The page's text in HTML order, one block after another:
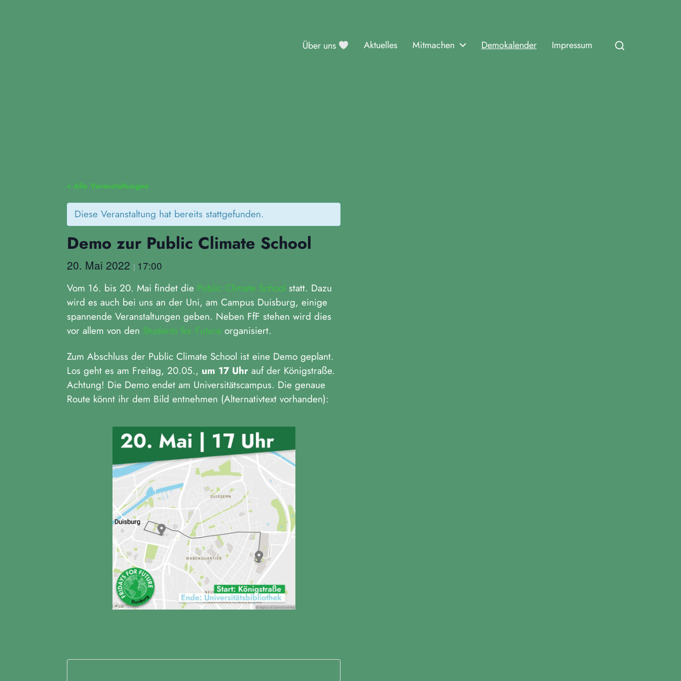
Über uns Aktuelles Mitmachen Demokalender Impressum
« Alle Veranstaltungen
Diese Veranstaltung hat bereits stattgefunden.
Demo zur Public Climate School
20. Mai 2022 | 17:00
Vom 16. bis 20. Mai findet die Public Climate School statt. Dazu
wird es auch bei uns an der Uni, am Campus Duisburg, einige
spannende Veranstaltungen geben. Neben FfF stehen wird dies
vor allem von den Students for Future organisiert.
Zum Abschluss der Public Climate School ist eine Demo geplant.
Los geht es am Freitag, 20.05., um 17 Uhr auf der Königstraße.
Achtung! Die Demo endet am Universitätscampus. Die genaue
Route könnt ihr dem Bild entnehmen (Alternativtext vorhanden):